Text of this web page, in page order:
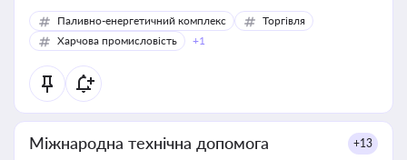
Паливно-енергетичний комплекс
Торгівля
Харчова промисловість
+1
Міжнародна технічна допомога +13